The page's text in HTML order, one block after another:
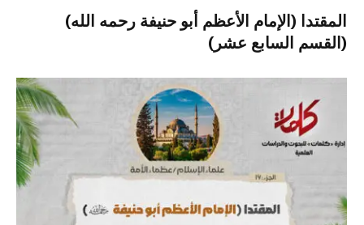
المقتدا (الإمام الأعظم أبو حنيفة رحمه الله)
(القسم السابع عشر)